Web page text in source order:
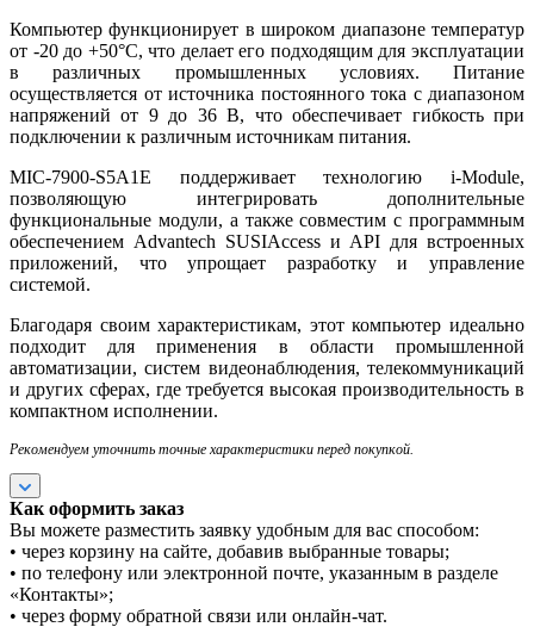
Компьютер функционирует в широком диапазоне температур
от -20 до +50°C, что делает его подходящим для эксплуатации
в различных промышленных условиях. Питание
осуществляется от источника постоянного тока с диапазоном
напряжений от 9 до 36 В, что обеспечивает гибкость при
подключении к различным источникам питания.
MIC-7900-S5A1E поддерживает технологию i-Module,
позволяющую интегрировать дополнительные
функциональные модули, а также совместим с программным
обеспечением Advantech SUSIAccess и API для встроенных
приложений, что упрощает разработку и управление
системой.
Благодаря своим характеристикам, этот компьютер идеально
подходит для применения в области промышленной
автоматизации, систем видеонаблюдения, телекоммуникаций
и других сферах, где требуется высокая производительность в
компактном исполнении.
Рекомендуем уточнить точные характеристики перед покупкой.
Как оформить заказ
Вы можете разместить заявку удобным для вас способом:
• через корзину на сайте, добавив выбранные товары;
• по телефону или электронной почте, указанным в разделе
«Контакты»;
• через форму обратной связи или онлайн-чат.